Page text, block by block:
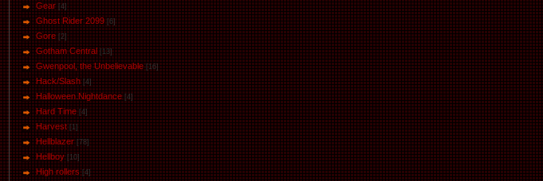
Gear [4]
Ghost Rider 2099 [6]
Gore [2]
Gotham Central [13]
Gwenpool, the Unbelievable [16]
Hack/Slash [4]
Halloween.Nightdance [4]
Hard Time [4]
Harvest [1]
Hellblazer [78]
Hellboy [10]
High rollers [4]